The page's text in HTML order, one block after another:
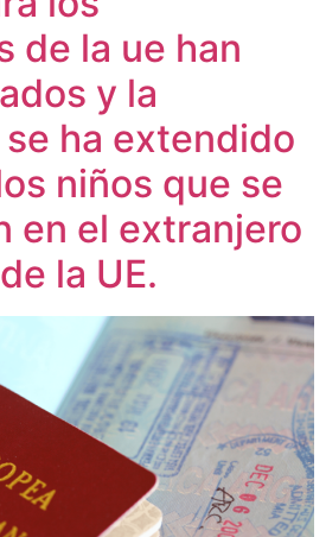
de la ue han
y la
ha extendido
niños que se
en el extranjero
la UE.